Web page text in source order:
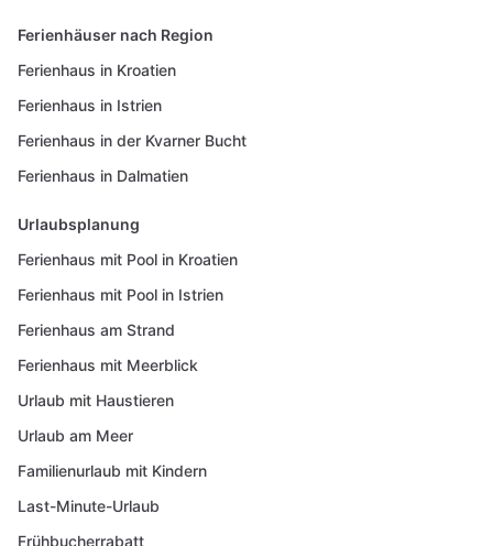
Ferienhäuser nach Region
Ferienhaus in Kroatien
Ferienhaus in Istrien
Ferienhaus in der Kvarner Bucht
Ferienhaus in Dalmatien
Urlaubsplanung
Ferienhaus mit Pool in Kroatien
Ferienhaus mit Pool in Istrien
Ferienhaus am Strand
Ferienhaus mit Meerblick
Urlaub mit Haustieren
Urlaub am Meer
Familienurlaub mit Kindern
Last-Minute-Urlaub
Frühbucherrabatt